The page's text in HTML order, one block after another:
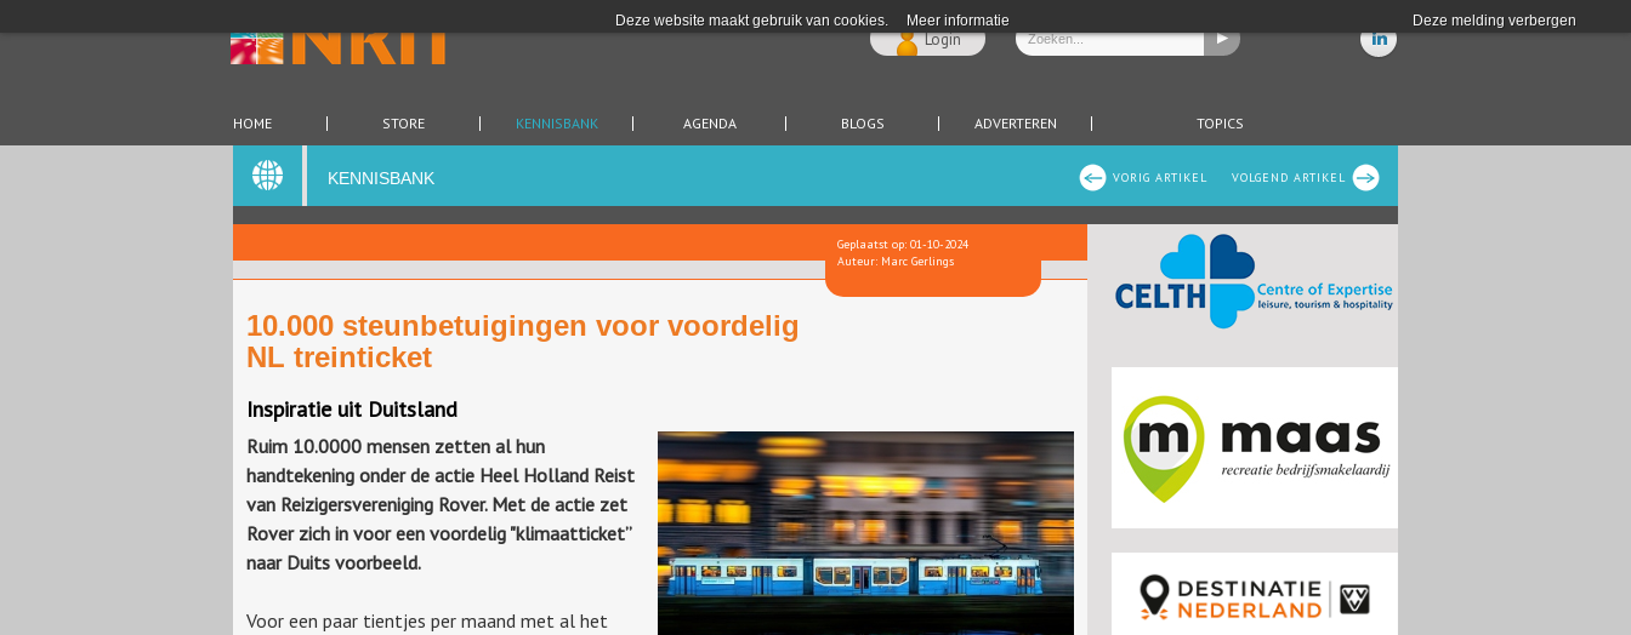
Deze website maakt gebruik van cookies. Meer informatie Deze melding verbergen
Login
HOME STORE KENNISBANK AGENDA BLOGS ADVERTEREN TOPICS
VOLGEND ARTIKEL
VORIG ARTIKEL
KENNISBANK
Geplaatst op: 01-10-2024
Auteur: Marc Gerlings
10.000 steunbetuigingen voor voordelig
NL treinticket
Inspiratie uit Duitsland
Ruim 10.0000 mensen zetten al hun
handtekening onder de actie Heel Holland Reist
van Reizigersvereniging Rover. Met de actie zet
Rover zich in voor een voordelig "klimaatticket”
naar Duits voorbeeld.
Voor een paar tientjes per maand met al het